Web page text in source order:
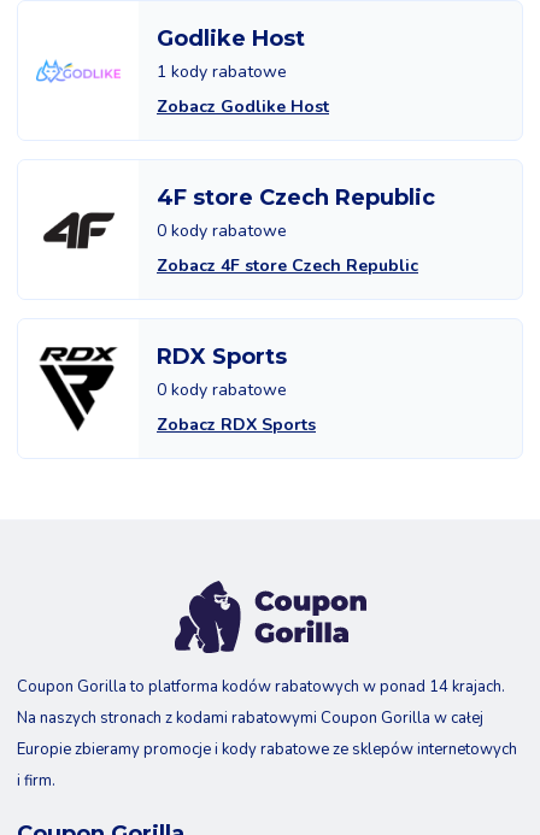
Godlike Host
1 kody rabatowe
Zobacz Godlike Host
4F store Czech Republic
0 kody rabatowe
Zobacz 4F store Czech Republic
RDX Sports
0 kody rabatowe
Zobacz RDX Sports
Coupon Gorilla to platforma kodów rabatowych w ponad 14 krajach.
Na naszych stronach z kodami rabatowymi Coupon Gorilla w całej
Europie zbieramy promocje i kody rabatowe ze sklepów internetowych
i firm.